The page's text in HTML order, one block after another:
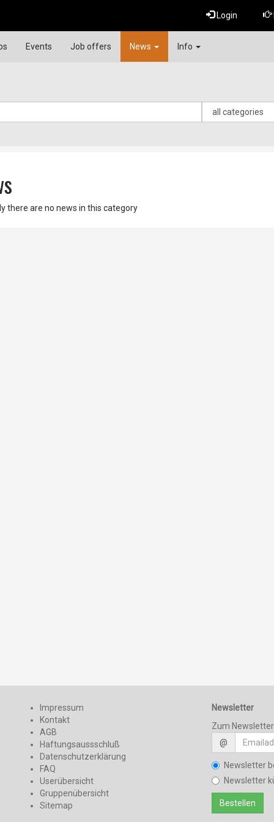
Login
Events Job offers News Info
there are no news in this category
Impressum
Kontakt
AGB
Haftungsaussschluß
Datenschutzerklärung
FAQ
Userübersicht
Gruppenübersicht
Sitemap
Newsletter
Zum
@
Newsletter
Newsletter